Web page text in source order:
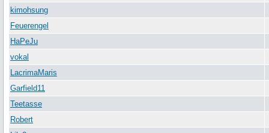
kimohsung
Feuerengel
HaPeJu
vokal
LacrimaMaris
Garfield11
Teetasse
Robert